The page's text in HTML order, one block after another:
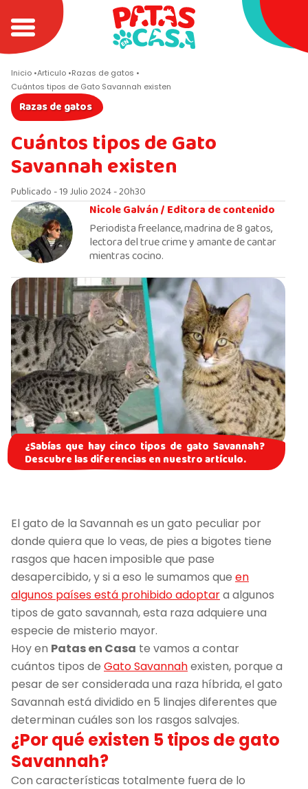
Inicio Articulo Razas de gatos
Cuántos tipos de Gato Savannah existen
Razas de gatos
Cuántos tipos de Gato
Savannah existen
Publicado - 19 Julio 2024 - 20h30
Nicole Galván /Editora de contenido
Periodista freelance, madrina de 8 gatos,
lectora del true crime y amante de cantar
mientras cocino.
¿Sabías que hay cinco tipos de gato Savannah?
Descubre las diferencias en nuestro artículo.
El gato de la Savannah es un gato peculiar por
donde quiera que lo veas, de pies a bigotes tiene
rasgos que hacen imposible que pase
desapercibido, y si a eso le sumamos que en
algunos países está prohibido adoptara algunos
tipos de gato savannah, esta raza adquiere una
especie de misterio mayor.
Hoy en Patas en Casa te vamos a contar
cuántos tipos de Gato Savannahexisten, porque a
pesar de ser considerada una raza híbrida, el gato
Savannah está dividido en 5 linajes diferentes que
determinan cuáles son los rasgos salvajes.
¿Por qué existen 5 tipos de gato
Savannah?
Con características totalmente fuera de lo